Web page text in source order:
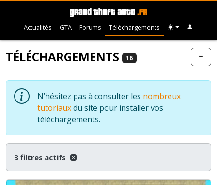
Actualités GTA Forums Téléchargements
TÉLÉCHARGEMENTS 16
N’hésitez pas à consulter les nombreux
tutoriauxdu site pour installer vos
téléchargements.
3 filtres actifs